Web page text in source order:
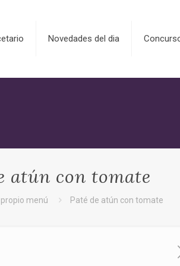
Novedades del dia
atún con tomate
menú Paté de atún con tomate